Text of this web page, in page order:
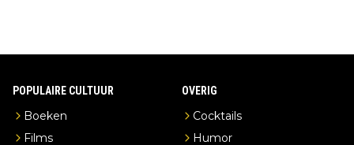
POPULAIRE CULTUUR
Boeken
Films
OVERIG
Cocktails
Humor